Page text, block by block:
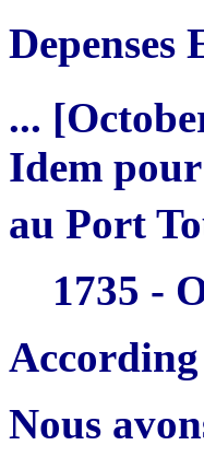
Depenses
...
Idem pour
au Port
1735 -
Nous